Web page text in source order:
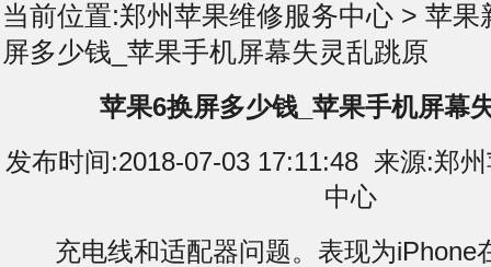
当前位置:郑州苹果维修服务中心 > 苹果
屏多少钱_苹果手机屏幕失灵乱跳原
苹果6换屏多少钱_苹果手机屏幕
发布时间:2018-07-03 17:11:48 来源:郑
中心
充电线和适配器问题。表现为iPhone